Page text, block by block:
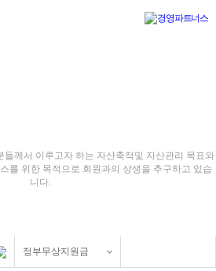
들께서 이루고자 하는 자산축적및 자산관리 목표와
를 위한 목적으로 회원과의 상생을 추구하고 있습
니다.
정부무상지원금